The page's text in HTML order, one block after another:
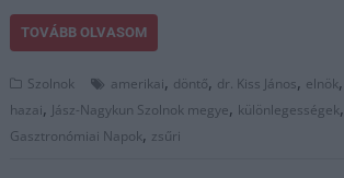
TOVÁBB OLVASOM
Szolnok amerikai, döntő, dr. Kiss János, elnök,
hazai, Jász-Nagykun Szolnok megye, különlegességek,
Gasztronómiai Napok, zsűri